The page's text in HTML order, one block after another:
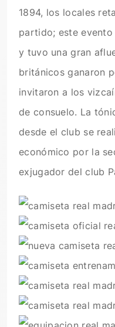
1894, los locales
partido; este
y tuvo una gran
británicos ganaron
invitaron a los
de consuelo. La
desde el club se
económico por la
exjugador del club